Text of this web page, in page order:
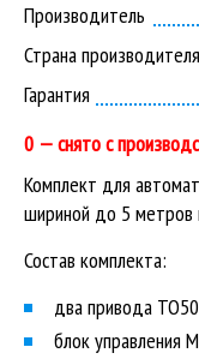
Производитель
Страна производителя
Гарантия
0 — снято с
Комплект для
шириной до 5 метров
Состав комплекта:
два привода
блок управления